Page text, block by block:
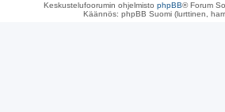
Keskustelufoorumin ohjelmisto phpBB® Forum
Käännös: phpBB Suomi (lurttinen,